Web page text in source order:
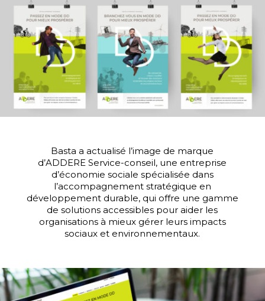
Basta a actualisé l’image de marque
d’ADDERE Service-conseil, une entreprise
d’économie sociale spécialisée dans
l’accompagnement stratégique en
développement durable, qui offre une gamme
de solutions accessibles pour aider les
organisations à mieux gérer leurs impacts
sociaux et environnementaux.